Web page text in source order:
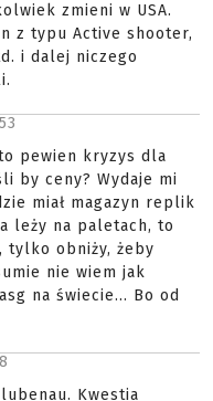
zmieni w USA.
z typu Active shooter,
i dalej niczego
pewien kryzys dla
by ceny? Wydaje mi
miał magazyn replik
leży na paletach, to
tylko obniży, żeby
nie wiem jak
na świecie... Bo od
Kwestia